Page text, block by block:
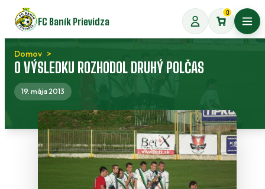
Preskočiť
na
obsah
FC Baník Prievidza
0
Domov
O VÝSLEDKU ROZHODOL DRUHÝ POLČAS
19. mája 2013